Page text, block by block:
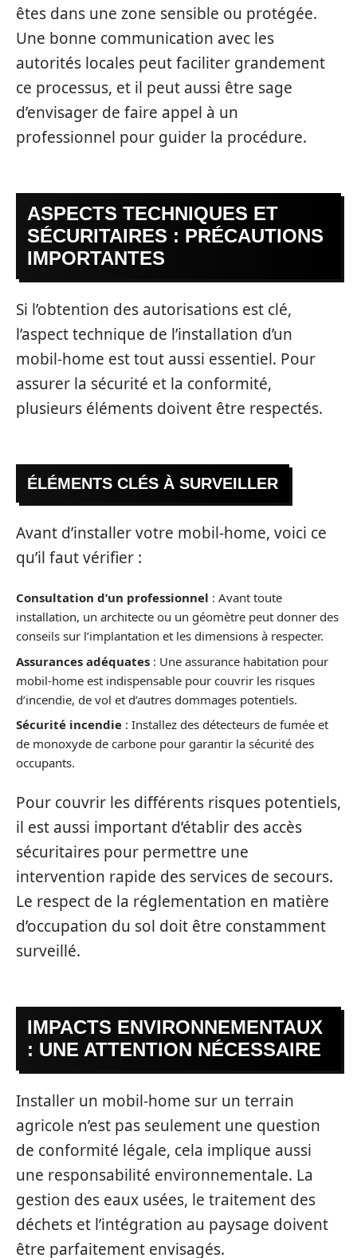
êtes dans une zone sensible ou protégée.
Une bonne communication avec les
autorités locales peut faciliter grandement
ce processus, et il peut aussi être sage
d’envisager de faire appel à un
professionnel pour guider la procédure.
ASPECTS TECHNIQUES ET
SÉCURITAIRES : PRÉCAUTIONS
IMPORTANTES
Si l’obtention des autorisations est clé,
l’aspect technique de l’installation d’un
mobil-home est tout aussi essentiel. Pour
assurer la sécurité et la conformité,
plusieurs éléments doivent être respectés.
ÉLÉMENTS CLÉS À SURVEILLER
Avant d’installer votre mobil-home, voici ce
qu’il faut vérifier :
Consultation d’un professionnel : Avant toute
installation, un architecte ou un géomètre peut donner des
conseils sur l’implantation et les dimensions à respecter.
Assurances adéquates : Une assurance habitation pour
mobil-home est indispensable pour couvrir les risques
d’incendie, de vol et d’autres dommages potentiels.
Sécurité incendie : Installez des détecteurs de fumée et
de monoxyde de carbone pour garantir la sécurité des
occupants.
Pour couvrir les différents risques potentiels,
il est aussi important d’établir des accès
sécuritaires pour permettre une
intervention rapide des services de secours.
Le respect de la réglementation en matière
d’occupation du sol doit être constamment
surveillé.
IMPACTS ENVIRONNEMENTAUX
: UNE ATTENTION NÉCESSAIRE
Installer un mobil-home sur un terrain
agricole n’est pas seulement une question
de conformité légale, cela implique aussi
une responsabilité environnementale. La
gestion des eaux usées, le traitement des
déchets et l’intégration au paysage doivent
être parfaitement envisagés.